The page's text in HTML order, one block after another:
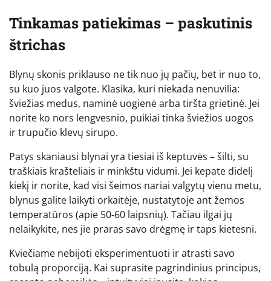
Tinkamas patiekimas – paskutinis
štrichas
Blynų skonis priklauso ne tik nuo jų pačių, bet ir nuo to,
su kuo juos valgote. Klasika, kuri niekada nenuvilia:
šviežias medus, naminė uogienė arba tiršta grietinė. Jei
norite ko nors lengvesnio, puikiai tinka šviežios uogos
ir trupučio klevų sirupo.
Patys skaniausi blynai yra tiesiai iš keptuvės – šilti, su
traškiais krašteliais ir minkštu vidumi. Jei kepate didelį
kiekį ir norite, kad visi šeimos nariai valgytų vienu metu,
blynus galite laikyti orkaitėje, nustatytoje ant žemos
temperatūros (apie 50-60 laipsnių). Tačiau ilgai jų
nelaikykite, nes jie praras savo drėgmę ir taps kietesni.
Kviečiame nebijoti eksperimentuoti ir atrasti savo
tobulą proporciją. Kai suprasite pagrindinius principus,